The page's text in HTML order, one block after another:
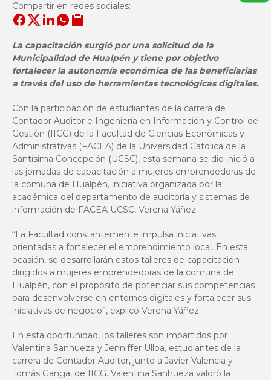
Compartir en redes sociales:
La capacitación surgió por una solicitud de la
Municipalidad de Hualpén y tiene por objetivo
fortalecer la autonomía económica de las beneficiarias
a través del uso de herramientas tecnológicas digitales.
Con la participación de estudiantes de la carrera de
Contador Auditor e Ingeniería en Información y Control de
Gestión (IICG) de la Facultad de Ciencias Económicas y
Administrativas (FACEA) de la Universidad Católica de la
Santísima Concepción (UCSC), esta semana se dio inició a
las jornadas de capacitación a mujeres emprendedoras de
la comuna de Hualpén, iniciativa organizada por la
académica del departamento de auditoría y sistemas de
información de FACEA UCSC, Verena Yáñez.
“La Facultad constantemente impulsa iniciativas
orientadas a fortalecer el emprendimiento local. En esta
ocasión, se desarrollarán estos talleres de capacitación
dirigidos a mujeres emprendedoras de la comuna de
Hualpén, con el propósito de potenciar sus competencias
para desenvolverse en entornos digitales y fortalecer sus
iniciativas de negocio”, explicó Verena Yáñez.
En esta oportunidad, los talleres son impartidos por
Valentina Sanhueza y Jenniffer Ulloa, estudiantes de la
carrera de Contador Auditor, junto a Javier Valencia y
Tomás Ganga, de IICG. Valentina Sanhueza valoró la